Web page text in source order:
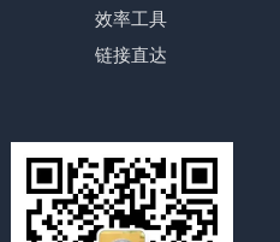
效率工具
链接直达